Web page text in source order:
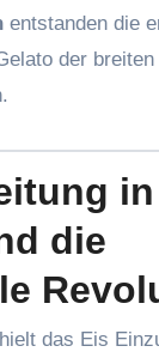
entstanden die
der
in
die
das Eis